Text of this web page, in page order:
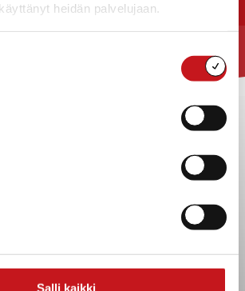
heidän palvelujaan.
Salli kaikki